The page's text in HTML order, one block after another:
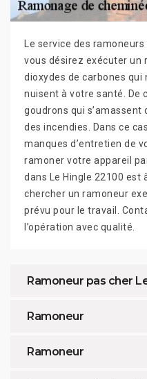
Le service des
vous désirez exécuter un
dioxydes de carbones
nuisent à votre santé. De
goudrons qui
des incendies. Dans ce
manques d’entretien de
ramoner votre appareil
dans Le Hingle 22100 est
chercher un ramoneur
prévu pour le travail.
l’opération avec qualité.
Ramoneur pas cher
Ramoneur
Ramoneur